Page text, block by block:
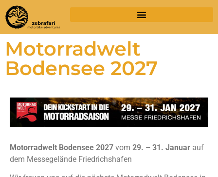
Motorradwelt
Bodensee 2027
Motorradwelt Bodensee 2027 vom 29. – 31. Januar auf
dem Messegelände Friedrichshafen